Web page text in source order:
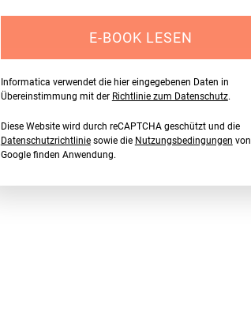
E-BOOK LESEN
Informatica verwendet die hier eingegebenen Daten in
Übereinstimmung mit der Richtlinie zum Datenschutz.
Diese Website wird durch reCAPTCHA geschützt und die
Datenschutzrichtliniesowie die Nutzungsbedingungen von
Google finden Anwendung.